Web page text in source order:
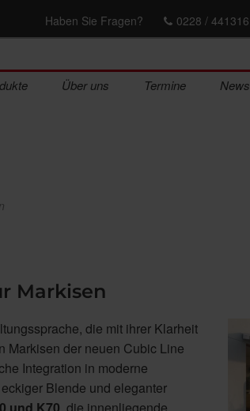
Haben Sie Fragen? 0228 / 441316
Über uns Termine News
Markisen
die mit ihrer Klarheit
Markisen der neuen Cubic Line
Integration in moderne
Blende und eleganter
und K70, die innenliegende